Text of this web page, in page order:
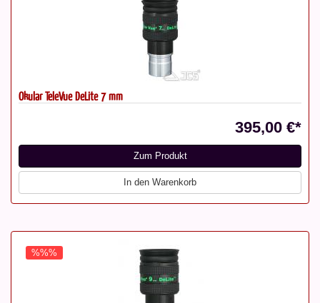
Okular TeleVue DeLite 7 mm
395,00 €*
Zum Produkt
In den Warenkorb
%%%